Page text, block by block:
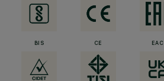
BIS CE EAC